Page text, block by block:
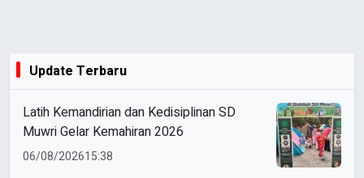
Update Terbaru
Latih Kemandirian dan Kedisiplinan SD
Muwri Gelar Kemahiran 2026
06/08/202615:38